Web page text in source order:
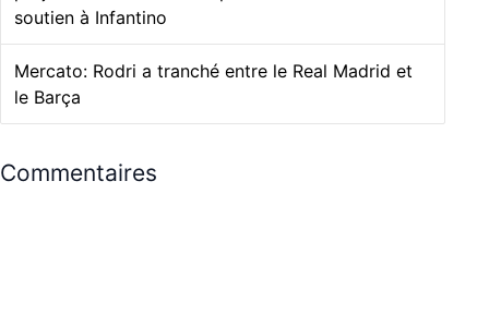
soutien à Infantino
Mercato: Rodri a tranché entre le Real Madrid et
le Barça
Commentaires